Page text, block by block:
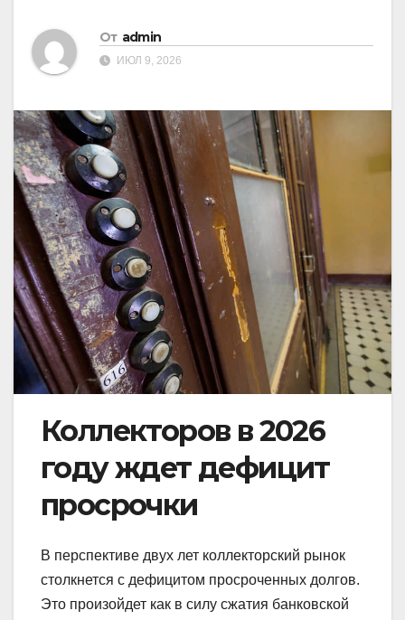
От admin
ИЮЛ 9, 2026
Коллекторов в 2026
году ждет дефицит
просрочки
В перспективе двух лет коллекторский рынок
столкнется с дефицитом просроченных долгов.
Это произойдет как в силу сжатия банковской